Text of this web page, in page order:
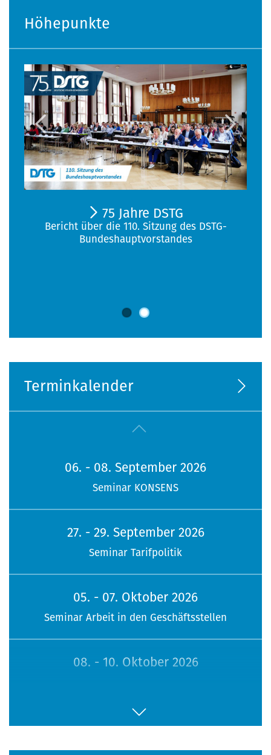
Höhepunkte
Bericht über die 110. Sitzung des DSTG-
Bundeshauptvorstandes
75 Jahre DSTG
Terminkalender
06. - 08. September 2026
Seminar KONSENS
27. - 29. September 2026
Seminar Tarifpolitik
05. - 07. Oktober 2026
Seminar Arbeit in den Geschäftsstellen
08. - 10. Oktober 2026
16. - 18. Oktober 2026
Seminar Jugendpolitik